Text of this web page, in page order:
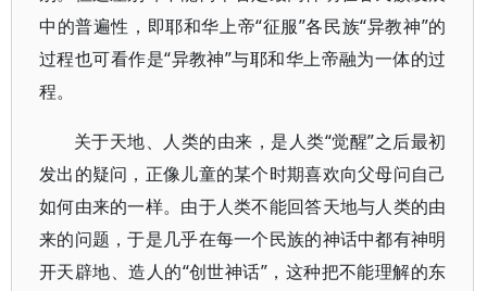
中的普遍性，即耶和华上帝“征服”各民族“异教神”的
过程也可看作是“异教神”与耶和华上帝融为一体的过
程。
关于天地、人类的由来，是人类“觉醒”之后最初
发出的疑问，正像儿童的某个时期喜欢向父母问自己
如何由来的一样。由于人类不能回答天地与人类的由
来的问题，于是几乎在每一个民族的神话中都有神明
开天辟地、造人的“创世神话”，这种把不能理解的东